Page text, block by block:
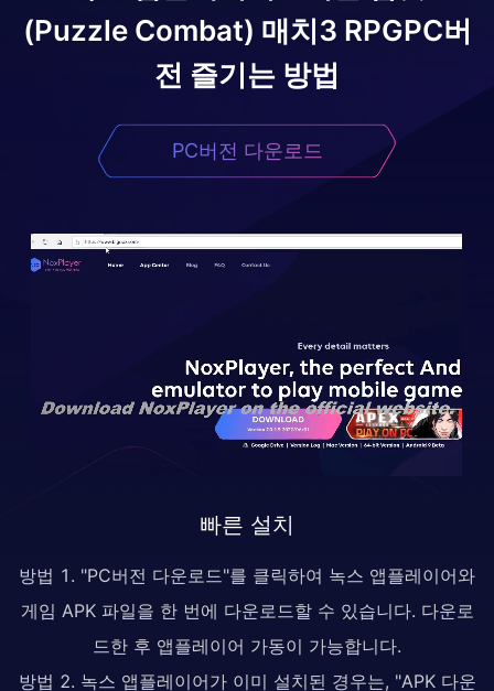
(Puzzle Combat) 매치3 RPGPC버
전 즐기는 방법
PC버전 다운로드
빠른 설치
방법 1. "PC버전 다운로드"를 클릭하여 녹스 앱플레이어와
게임 APK 파일을 한 번에 다운로드할 수 있습니다. 다운로
드한 후 앱플레이어 가동이 가능합니다.
방법 2. 녹스 앱플레이어가 이미 설치된 경우는, "APK 다운